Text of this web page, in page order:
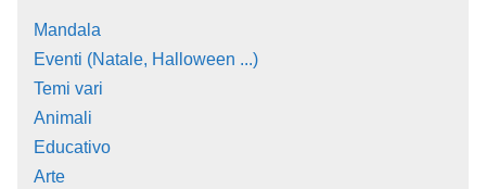
Mandala
Eventi (Natale, Halloween ...)
Temi vari
Animali
Educativo
Arte